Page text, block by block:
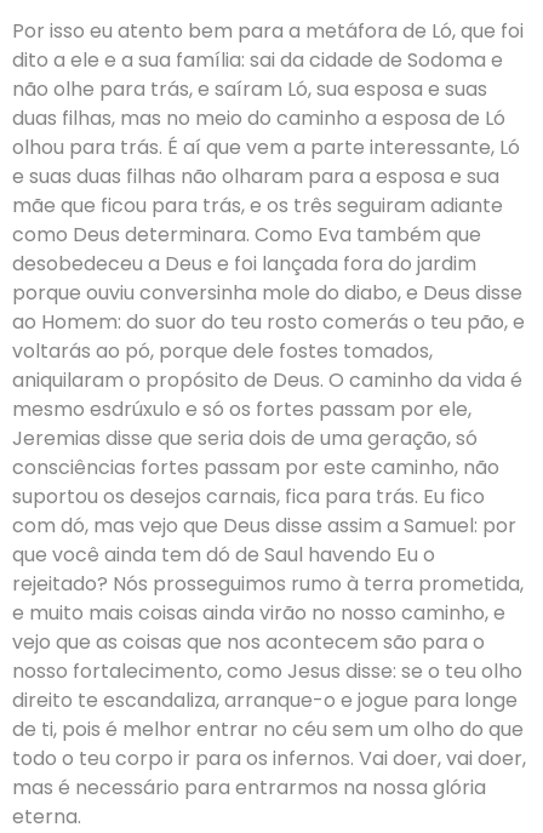
Por isso eu atento bem para a metáfora de Ló, que foi
dito a ele e a sua família: sai da cidade de Sodoma e
não olhe para trás, e saíram Ló, sua esposa e suas
duas filhas, mas no meio do caminho a esposa de Ló
olhou para trás. É aí que vem a parte interessante, Ló
e suas duas filhas não olharam para a esposa e sua
mãe que ficou para trás, e os três seguiram adiante
como Deus determinara. Como Eva também que
desobedeceu a Deus e foi lançada fora do jardim
porque ouviu conversinha mole do diabo, e Deus disse
ao Homem: do suor do teu rosto comerás o teu pão, e
voltarás ao pó, porque dele fostes tomados,
aniquilaram o propósito de Deus. O caminho da vida é
mesmo esdrúxulo e só os fortes passam por ele,
Jeremias disse que seria dois de uma geração, só
consciências fortes passam por este caminho, não
suportou os desejos carnais, fica para trás. Eu fico
com dó, mas vejo que Deus disse assim a Samuel: por
que você ainda tem dó de Saul havendo Eu o
rejeitado? Nós prosseguimos rumo à terra prometida,
e muito mais coisas ainda virão no nosso caminho, e
vejo que as coisas que nos acontecem são para o
nosso fortalecimento, como Jesus disse: se o teu olho
direito te escandaliza, arranque-o e jogue para longe
de ti, pois é melhor entrar no céu sem um olho do que
todo o teu corpo ir para os infernos. Vai doer, vai doer,
mas é necessário para entrarmos na nossa glória
eterna.